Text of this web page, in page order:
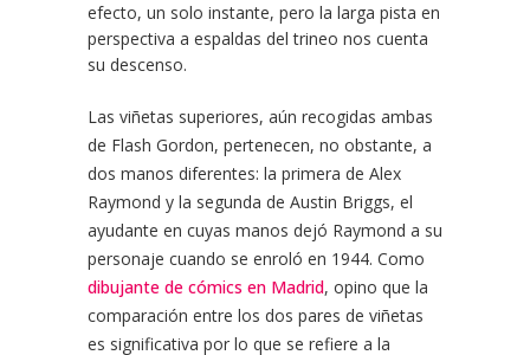
efecto, un solo instante, pero la larga pista en
perspectiva a espaldas del trineo nos cuenta
su descenso.
Las viñetas superiores, aún recogidas ambas
de Flash Gordon, pertenecen, no obstante, a
dos manos diferentes: la primera de Alex
Raymond y la segunda de Austin Briggs, el
ayudante en cuyas manos dejó Raymond a su
personaje cuando se enroló en 1944. Como
dibujante de cómics en Madrid, opino que la
comparación entre los dos pares de viñetas
es significativa por lo que se refiere a la